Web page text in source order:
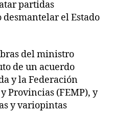
partidas
el Estado
del ministro
de un acuerdo
y la Federación
Provincias (FEMP), y
y variopintas